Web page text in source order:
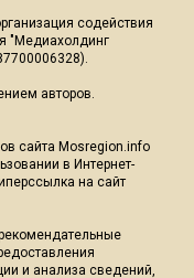
содействия
"Медиахолдинг
авторов.
сайта Mosregion.info
в Интернет-
на сайт
и анализа сведений,